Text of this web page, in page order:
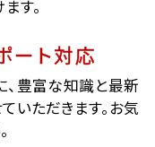
す。
ート対応
豊富な知識と最新
いただきます。お気